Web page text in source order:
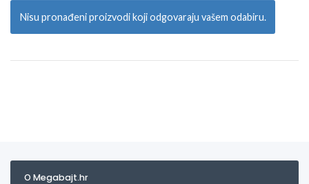
Nisu pronađeni proizvodi koji odgovaraju vašem odabiru.
O Megabajt.hr